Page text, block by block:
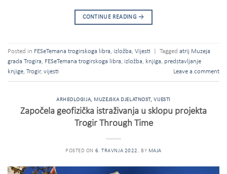
CONTINUE READING →
Posted in FESeTemana trogirskoga libra, izložba, Vijesti Tagged atrij Muzeja
grada Trogira, FESeTemana trogirskoga libra, izložba, knjiga, predstavljanje
knjige, Trogir, vijesti Leave a comment
ARHEOLOGIJA, MUZEJSKA DJELATNOST,VIJESTI
Započela geofizička istraživanja u sklopu projekta
Trogir Through Time
POSTED ON 6. TRAVNJA 2022. BY MAJA